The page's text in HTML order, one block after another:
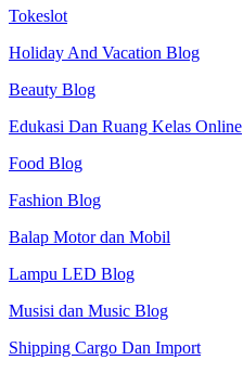
Tokeslot
Holiday And Vacation Blog
Beauty Blog
Edukasi Dan Ruang Kelas Online
Food Blog
Fashion Blog
Balap Motor dan Mobil
Lampu LED Blog
Musisi dan Music Blog
Shipping Cargo Dan Import